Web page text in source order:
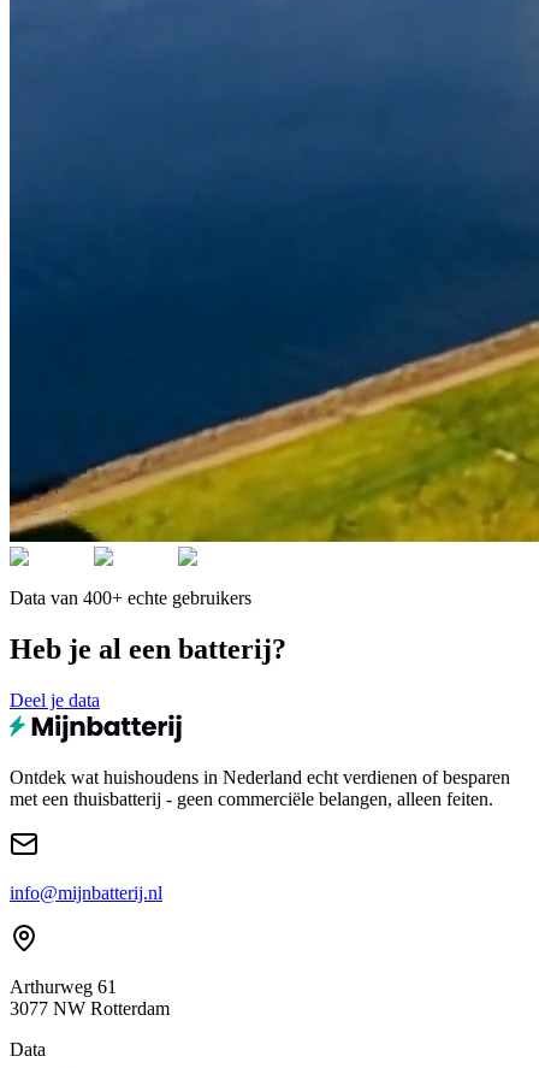
Data van 400+ echte gebruikers
Heb je al een batterij?
Deel je data
Ontdek wat huishoudens in Nederland echt verdienen of besparen
met een thuisbatterij - geen commerciële belangen, alleen feiten.
info@mijnbatterij.nl
Arthurweg 61
3077 NW Rotterdam
Data